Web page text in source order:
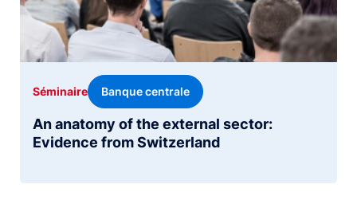
An anatomy of the external sector:
Evidence from Switzerland
Séminaire Banque centrale